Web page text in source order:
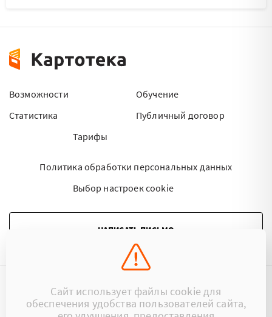
Возможности
Статистика
Тарифы
Обучение
Публичный договор
Политика обработки персональных данных
Выбор настроек cookie
НАПИСАТЬ ПИСЬМО
©2015 - 2026 Kartoteka.by Все права защищены.
Сайт использует файлы cookie для
обеспечения удобства пользователей сайта,